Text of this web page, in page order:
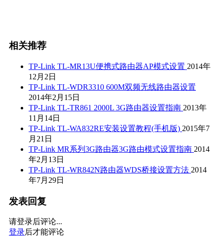
相关推荐
TP-Link TL-MR13U便携式路由器AP模式设置 2014年
12月2日
TP-Link TL-WDR3310 600M双频无线路由器设置
2014年2月15日
TP-Link TL-TR861 2000L 3G路由器设置指南 2013年
11月14日
TP-Link TL-WA832RE安装设置教程(手机版) 2015年7
月21日
TP-Link MR系列3G路由器3G路由模式设置指南 2014
年2月13日
TP-Link TL-WR842N路由器WDS桥接设置方法 2014
年7月29日
发表回复
请登录后评论...
登录后才能评论